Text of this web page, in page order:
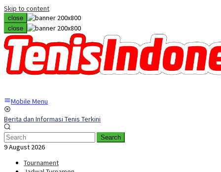
Skip to content
close
close
Mobile Menu
Berita dan Informasi Tenis Terkini
Search
9 August 2026
Tournament